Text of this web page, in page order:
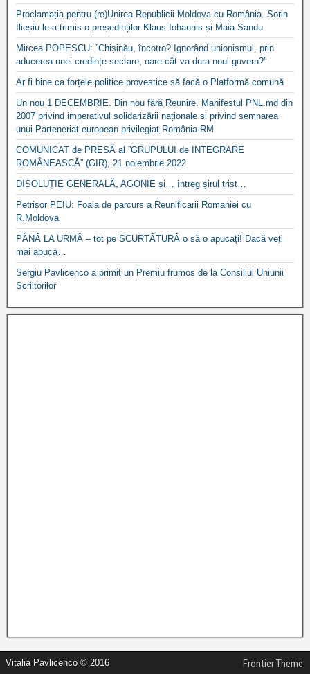
Proclamația pentru (re)Unirea Republicii Moldova cu România. Sorin
Ilieșiu le-a trimis-o președinților Klaus Iohannis și Maia Sandu
Mircea POPESCU: ”Chișinău, încotro? Ignorând unionismul, prin
aducerea unei credințe sectare, oare cât va dura noul guvern?”
Ar fi bine ca forțele politice provestice să facă o Platformă comună
Un nou 1 DECEMBRIE. Din nou fără Reunire. Manifestul PNL.md din
2007 privind imperativul solidarizării naționale si privind semnarea
unui Parteneriat european privilegiat România-RM
COMUNICAT de PRESĂ al ”GRUPULUI de INTEGRARE
ROMÂNEASCĂ” (GIR), 21 noiembrie 2022
DISOLUȚIE GENERALĂ, AGONIE și… întreg șirul trist…
Petrișor PEIU: Foaia de parcurs a Reunificarii Romaniei cu
R.Moldova
PÂNĂ LA URMĂ – tot pe SCURTĂTURĂ o să o apucați! Dacă veți
mai apuca…
Sergiu Pavlicenco a primit un Premiu frumos de la Consiliul Uniunii
Scriitorilor
Vitalia Pavlicenco © 2016 Frontier Theme